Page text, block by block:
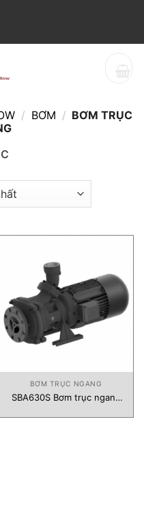
/ BƠM / BƠM TRỤC
BƠM TRỤC NGANG
SBA630S Bơm trục ngang